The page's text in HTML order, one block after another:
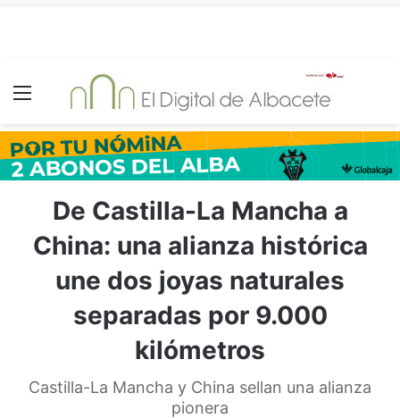
Menú
De Castilla-La Mancha a
China: una alianza histórica
une dos joyas naturales
separadas por 9.000
kilómetros
Castilla-La Mancha y China sellan una alianza
pionera